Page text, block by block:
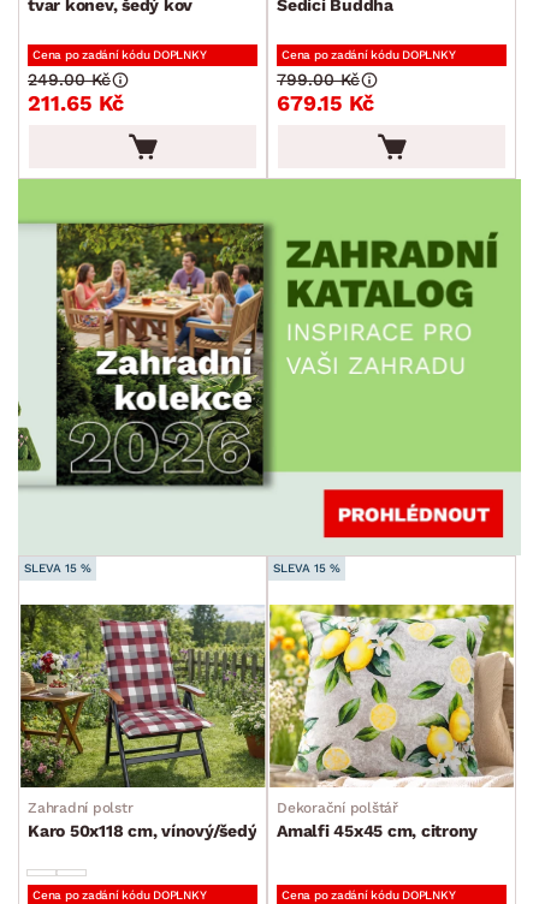
DEKOR
ROZMĚRY
cm
min. cm max.
FUNKCE
POVRCHOVÁ ÚPRAVA
STYL
MÍSTNOST
SKLADOVOST
tvar konev, šedý kov
Cena po zadání kódu DOPLNKY
211.65 Kč
249.00 Kč
Sedící Buddha
Cena po zadání kódu DOPLNKY
679.15 Kč
799.00 Kč
SLEVA 15 %
Zahradní polstr
Karo 50x118 cm, vínový/šedý
Cena po zadání kódu DOPLNKY
SLEVA 15 %
Dekorační polštář
Amalfi 45x45 cm, citrony
Cena po zadání kódu DOPLNKY